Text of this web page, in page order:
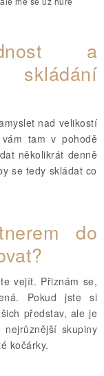
a
nad velikostí
tam v pohodě
několikrát denně
se tedy skládat co
do
vejít. Přiznám se,
Pokud jste si
představ, ale je
skupiny
kočárky.